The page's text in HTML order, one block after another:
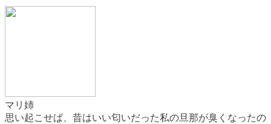
マリ姉
思い起こせば、昔はいい匂いだった私の旦那が臭くなったの